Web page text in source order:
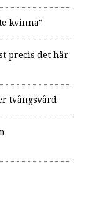
kvinna"
precis det här
tvångsvård